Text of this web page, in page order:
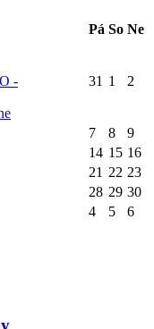
Pá So Ne
-
31 1 2
7 8
9
14 15 16
21 22 23
28 29 30
4 5 6